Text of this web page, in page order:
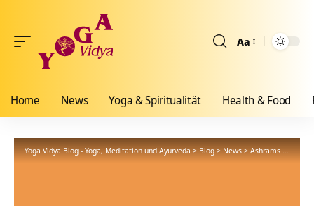
Aa
Home News Yoga & Spiritualität Health & Food
Yoga Vidya Blog - Yoga, Meditation und Ayurveda>Blog>News>Ashrams> Bad